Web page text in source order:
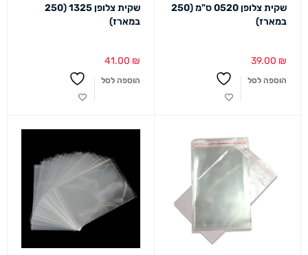
שקית צלופן 0520 ס"מ (250
במארז)
39.00 ₪
הוספה לסל
שקית צלופן 1325 (250
במארז)
41.00 ₪
הוספה לסל